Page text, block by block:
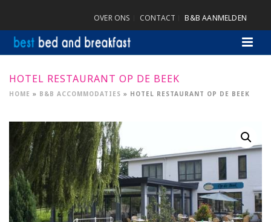
OVER ONS CONTACT B&B AANMELDEN
HOTEL RESTAURANT OP DE BEEK
HOME » B&B ACCOMMODATIES » HOTEL RESTAURANT OP DE BEEK